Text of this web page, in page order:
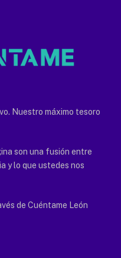
Nuestro máximo tesoro
son una fusión entre
y lo que ustedes nos
de Cuéntame León